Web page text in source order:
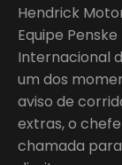
Hendrick
Equipe
Internacional
um dos
aviso de
extras, o
chamada